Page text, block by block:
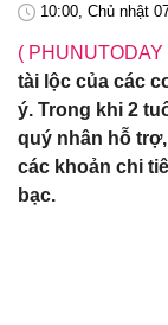
10:00, Chủ nhật
( PHUNUTODAY
tài lộc của các
ý. Trong khi 2
quý nhân hỗ
các khoản chi
bạc.